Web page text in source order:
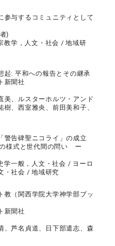
参与するコミュニティとして
)
教学，人文・社会 / 地域研
起: 平和への報告とその継承
新聞社
美、ルスターホルツ・アンド
、西室雅央、前田美和子、
警告碑聖ニコライ」の成立
様式と世代間の問い ー
学一般，人文・社会 / ヨーロ
・社会 / 地域研究
教（関西学院大学神学部ブッ
新聞社
、芦名貞道、日下部遣志、森